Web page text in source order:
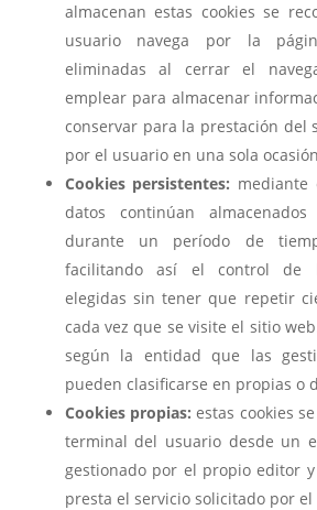
almacenan estas cookies se
usuario navega por la
eliminadas al cerrar el
emplear para almacenar
conservar para la prestación del
por el usuario en una sola
Cookies persistentes: mediante
datos continúan
durante un período de
facilitando así el control de
elegidas sin tener que repetir
cada vez que se visite el sitio
según la entidad que las
pueden clasificarse en propias o
Cookies propias: estas cookies
terminal del usuario desde un
gestionado por el propio editor
presta el servicio solicitado por el